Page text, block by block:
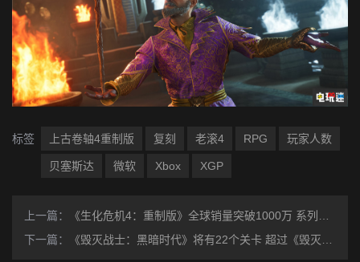
标签 上古卷轴4重制版 复刻 老滚4 RPG 玩家人数
贝塞斯达 微软 Xbox XGP
上一篇：
《生化危机4：重制版》全球销量突破1000万 系列最快
下一篇：
《毁灭战士：黑暗时代》将有22个关卡 超过《毁灭战士：永恒》